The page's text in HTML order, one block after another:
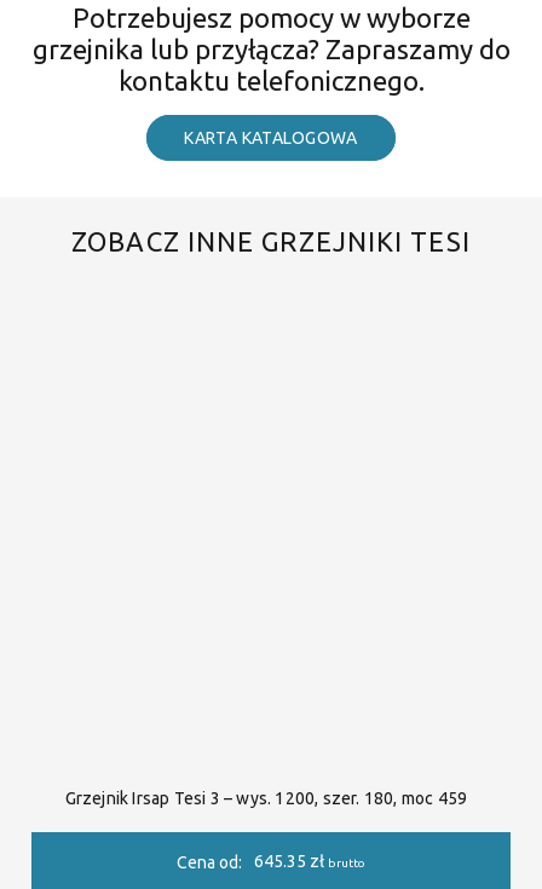
Potrzebujesz pomocy w wyborze
grzejnika lub przyłącza? Zapraszamy do
kontaktu telefonicznego.
KARTA KATALOGOWA
ZOBACZ INNE GRZEJNIKI TESI
Grzejnik Irsap Tesi 3 – wys. 1200, szer. 180, moc 459
Cena od: 645.35 zł brutto